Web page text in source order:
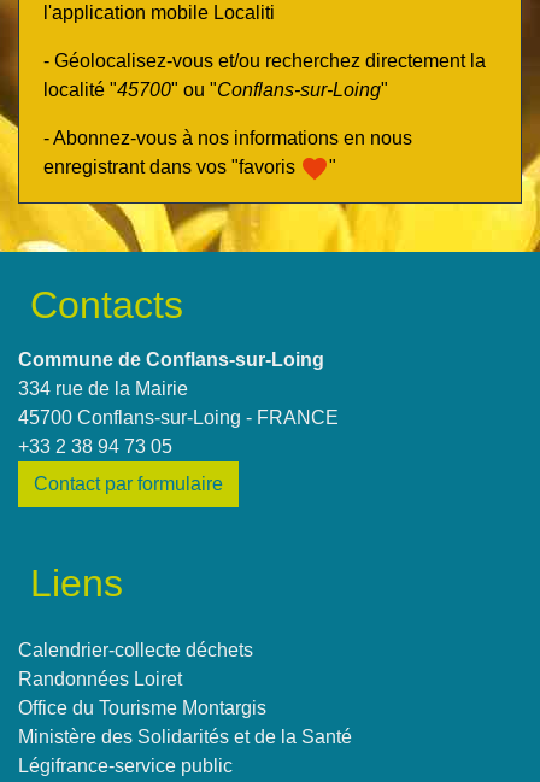
l'application mobile Localiti
- Géolocalisez-vous et/ou recherchez directement la
localité "45700" ou "Conflans-sur-Loing"
- Abonnez-vous à nos informations en nous
enregistrant dans vos "favoris favorite"
Contacts
Commune de Conflans-sur-Loing
334 rue de la Mairie
45700 Conflans-sur-Loing - FRANCE
+33 2 38 94 73 05
Contact par formulaire
Liens
Calendrier-collecte déchets
Randonnées Loiret
Office du Tourisme Montargis
Ministère des Solidarités et de la Santé
Légifrance-service public